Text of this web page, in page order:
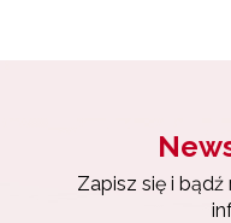
Zapisz się i
Zapisz się i bądź
informacjami
o szkoleniach i
Adres e-mail: